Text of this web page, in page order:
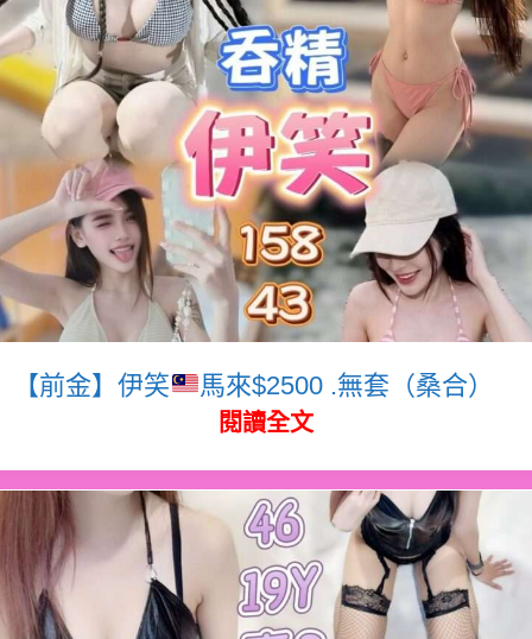
【前金】伊笑 馬來$2500 .無套（桑合）
閱讀全文